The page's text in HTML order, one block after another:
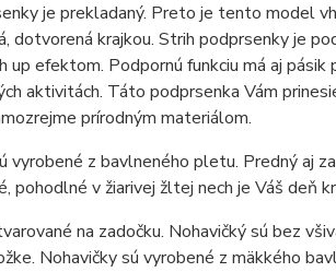
je prekladaný. Preto je tento model
dotvorená krajkou. Strih podprsenky je
up efektom. Podpornú funkciu má aj
aktivitách. Táto podprsenka Vám
prírodným materiálom.
vyrobené z bavlneného pletu. Predný aj
pohodlné v žiarivej žltej nech je Váš deň
na zadočku. Nohavičký sú bez
Nohavičky sú vyrobené z mäkkého